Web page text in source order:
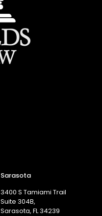
Sarasota
3400 S Tamiami Trail
Suite 304B,
Sarasota, FL 34239